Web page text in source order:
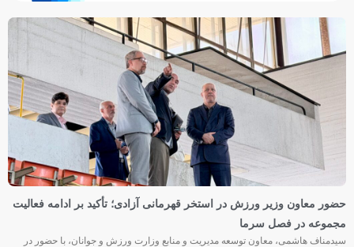
حضور معاون وزیر ورزش در استخر قهرمانی آزادی؛ تأکید بر ادامه فعالیت
مجموعه در فصل سرما
سیدمناف هاشمی، معاون توسعه مدیریت و منابع وزارت ورزش و جوانان، با حضور در